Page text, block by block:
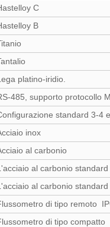
C
B
platino-iridio.
485, supporto protocollo
standard 3-4
inox
al carbonio
al carbonio
al carbonio
di tipo remoto
di tipo compatto